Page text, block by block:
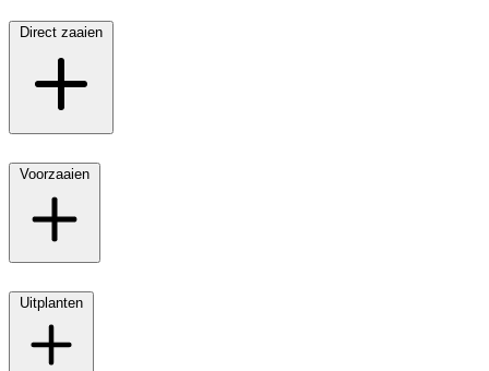
Direct zaaien
Voorzaaien
Uitplanten